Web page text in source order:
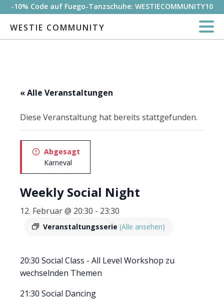
-10% Code auf Fuego-Tanzschuhe: WESTIECOMMUNITY10
WESTIE COMMUNITY
« Alle Veranstaltungen
Diese Veranstaltung hat bereits stattgefunden.
Abgesagt
Karneval
Weekly Social Night
12. Februar @ 20:30 - 23:30
Veranstaltungsserie (Alle ansehen)
20:30 Social Class - All Level Workshop zu
wechselnden Themen
21:30 Social Dancing